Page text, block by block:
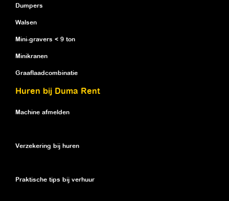
Dumpers
Walsen
Mini-gravers < 9 ton
Minikranen
Graaflaadcombinatie
Huren bij Duma Rent
Machine afmelden
Verzekering bij huren
Praktische tips bij verhuur